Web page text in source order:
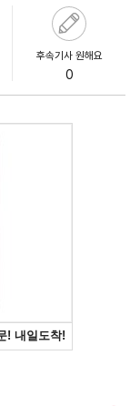
후속기사 원해요
0